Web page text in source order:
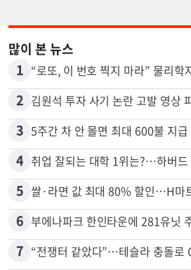
많이 본 뉴스
1 “로또, 이 번호 찍지 마라” 물리학
2 김원석 투자 사기 논란 고발 영상 파
3 5주간 차 안 몰면 최대 600불 지급
4 취업 잘되는 대학 1위는?…하버
5 쌀·라면 값 최대 80% 할인…H마
6 부에나파크 한인타운에 281유닛